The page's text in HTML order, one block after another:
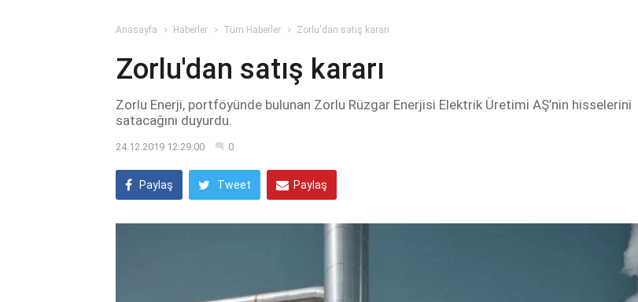
Anasayfa Haberler Tüm Haberler Zorlu'dan satış kararı
Zorlu'dan satış kararı
Zorlu Enerji, portföyünde bulunan Zorlu Rüzgar Enerjisi Elektrik Üretimi AŞ’nin hisselerini
satacağını duyurdu.
24.12.2019 12:29:00 0
Paylaş Tweet Paylaş